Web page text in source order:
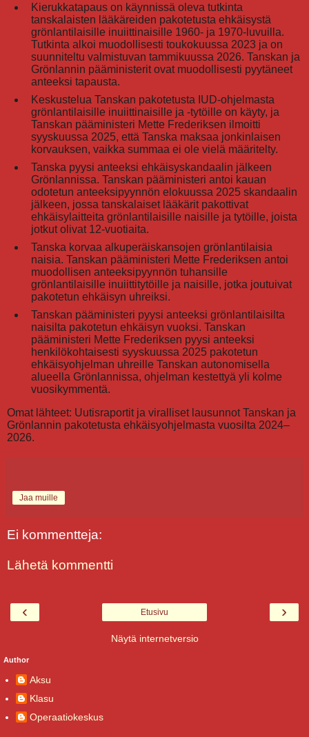
Kierukkatapaus on käynnissä oleva tutkinta
tanskalaisten lääkäreiden pakotetusta ehkäisystä
grönlantilaisille inuiittinaisille 1960- ja 1970-luvuilla.
Tutkinta alkoi muodollisesti toukokuussa 2023 ja on
suunniteltu valmistuvan tammikuussa 2026. Tanskan ja
Grönlannin pääministerit ovat muodollisesti pyytäneet
anteeksi tapausta.
Keskustelua Tanskan pakotetusta IUD-ohjelmasta
grönlantilaisille inuiittinaisille ja -tytöille on käyty, ja
Tanskan pääministeri Mette Frederiksen ilmoitti
syyskuussa 2025, että Tanska maksaa jonkinlaisen
korvauksen, vaikka summaa ei ole vielä määritelty.
Tanska pyysi anteeksi ehkäisyskandaalin jälkeen
Grönlannissa. Tanskan pääministeri antoi kauan
odotetun anteeksipyynnön elokuussa 2025 skandaalin
jälkeen, jossa tanskalaiset lääkärit pakottivat
ehkäisylaitteita grönlantilaisille naisille ja tytöille, joista
jotkut olivat 12-vuotiaita.
Tanska korvaa alkuperäiskansojen grönlantilaisia
naisia. Tanskan pääministeri Mette Frederiksen antoi
muodollisen anteeksipyynnön tuhansille
grönlantilaisille inuiittitytöille ja naisille, jotka joutuivat
pakotetun ehkäisyn uhreiksi.
Tanskan pääministeri pyysi anteeksi grönlantilaisilta
naisilta pakotetun ehkäisyn vuoksi. Tanskan
pääministeri Mette Frederiksen pyysi anteeksi
henkilökohtaisesti syyskuussa 2025 pakotetun
ehkäisyohjelman uhreille Tanskan autonomisella
alueella Grönlannissa, ohjelman kestettyä yli kolme
vuosikymmentä.
Omat lähteet: Uutisraportit ja viralliset lausunnot Tanskan ja
Grönlannin pakotetusta ehkäisyohjelmasta vuosilta 2024–
2026.
Jaa muille
Ei kommentteja:
Lähetä kommentti
‹ ›
Etusivu
Näytä internetversio
Author
Aksu
Klasu
Operaatiokeskus